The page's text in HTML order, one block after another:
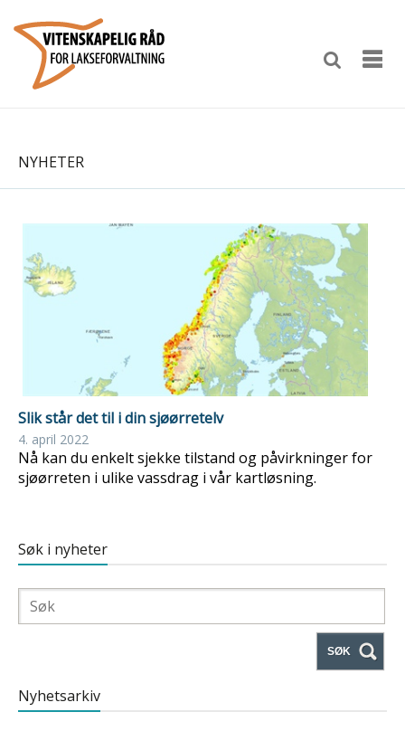
NYHETER
Slik står det til i din sjøørretelv
4. april 2022
Nå kan du enkelt sjekke tilstand og påvirkninger for
sjøørreten i ulike vassdrag i vår kartløsning.
Søk i nyheter
SØK
Nyhetsarkiv